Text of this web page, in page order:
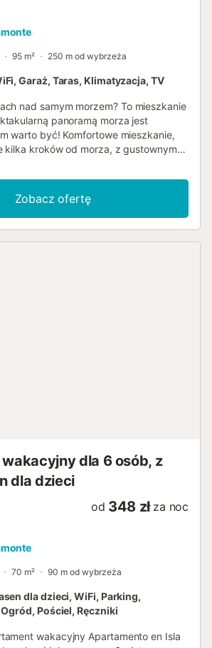
95 m² 250 m od wybrzeża
Garaż, Taras, Klimatyzacja, TV
nad samym morzem? To mieszkanie
panoramą morza jest
warto być! Komfortowe mieszkanie,
kilka kroków od morza, z gustownym
Absolutną atrakcją są jednak bez
okna, dzięki którym
posiłków oraz podczas relaksu na
niepowtarzalny widok na morze i
Zobacz ofertę
dla 6 osób, z
dla dzieci
od 348 zł za noc
70 m² 90 m od wybrzeża
dla dzieci, WiFi, Parking,
Pościel, Ręczniki
wakacyjny Apartamento en Isla